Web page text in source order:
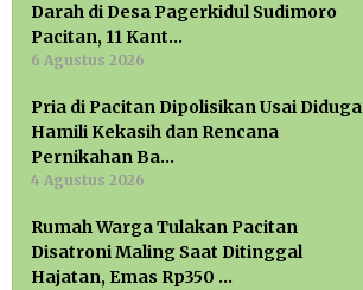
Darah di Desa Pagerkidul Sudimoro
Pacitan, 11 Kant…
6 Agustus 2026
Pria di Pacitan Dipolisikan Usai Diduga
Hamili Kekasih dan Rencana
Pernikahan Ba…
4 Agustus 2026
Rumah Warga Tulakan Pacitan
Disatroni Maling Saat Ditinggal
Hajatan, Emas Rp350 …